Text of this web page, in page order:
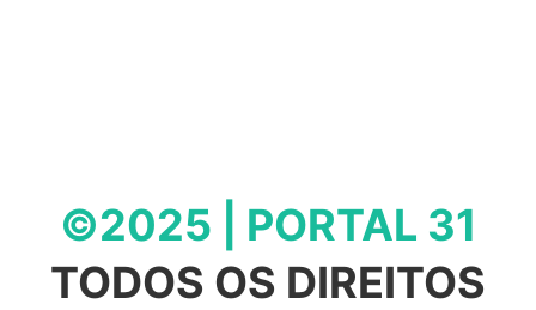
©2025 | PORTAL 31
TODOS OS DIREITOS